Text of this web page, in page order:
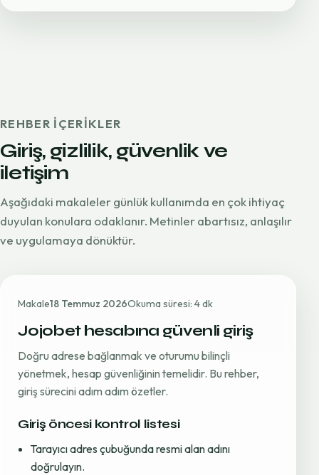
REHBER IÇERIKLER
Giriş, gizlilik, güvenlik ve
iletişim
Aşağıdaki makaleler günlük kullanımda en çok ihtiyaç
duyulan konulara odaklanır. Metinler abartısız, anlaşılır
ve uygulamaya dönüktür.
Makale18 Temmuz 2026Okuma süresi: 4 dk
Jojobet hesabına güvenli giriş
Doğru adrese bağlanmak ve oturumu bilinçli
yönetmek, hesap güvenliğinin temelidir. Bu rehber,
giriş sürecini adım adım özetler.
Giriş öncesi kontrol listesi
Tarayıcı adres çubuğunda resmi alan adını
doğrulayın.